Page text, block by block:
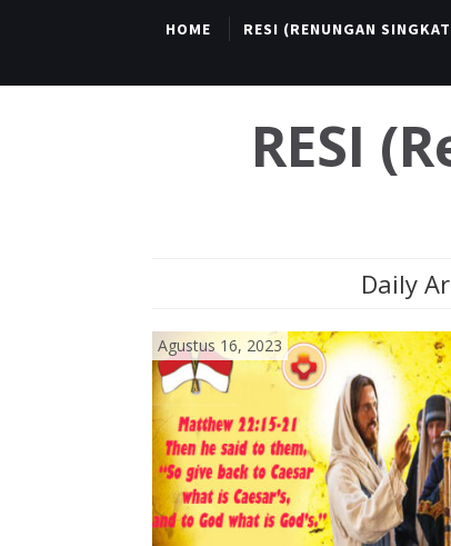
HOME RESI (RENUNGAN
RESI
Daily
Agustus 16, 2023